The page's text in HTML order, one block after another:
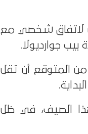
لاتفاق شخصي مع
جوارديولا.
من المتوقع أن تقل
هذا الصيف، في ظل